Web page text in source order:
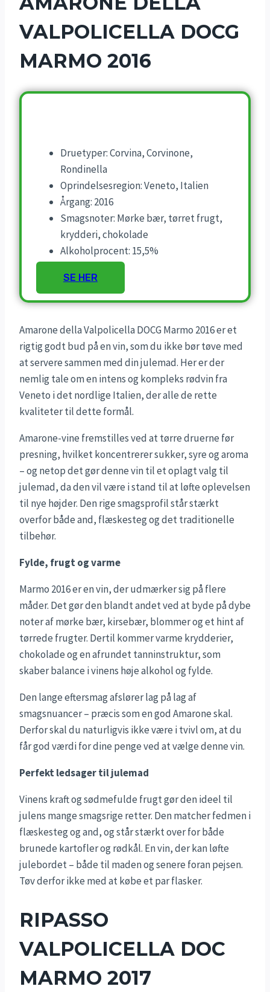
VALPOLICELLA DOCG
MARMO 2016
Druetyper: Corvina, Corvinone,
Rondinella
Oprindelsesregion: Veneto, Italien
Årgang: 2016
Smagsnoter: Mørke bær, tørret frugt,
krydderi, chokolade
Alkoholprocent: 15,5%
SE HER
Amarone della Valpolicella DOCG Marmo 2016 er et
rigtig godt bud på en vin, som du ikke bør tøve med
at servere sammen med din julemad. Her er der
nemlig tale om en intens og kompleks rødvin fra
Veneto i det nordlige Italien, der alle de rette
kvaliteter til dette formål.
Amarone-vine fremstilles ved at tørre druerne før
presning, hvilket koncentrerer sukker, syre og aroma
– og netop det gør denne vin til et oplagt valg til
julemad, da den vil være i stand til at løfte oplevelsen
til nye højder. Den rige smagsprofil står stærkt
overfor både and, flæskesteg og det traditionelle
tilbehør.
Fylde, frugt og varme
Marmo 2016 er en vin, der udmærker sig på flere
måder. Det gør den blandt andet ved at byde på dybe
noter af mørke bær, kirsebær, blommer og et hint af
tørrede frugter. Dertil kommer varme krydderier,
chokolade og en afrundet tanninstruktur, som
skaber balance i vinens høje alkohol og fylde.
Den lange eftersmag afslører lag på lag af
smagsnuancer – præcis som en god Amarone skal.
Derfor skal du naturligvis ikke være i tvivl om, at du
får god værdi for dine penge ved at vælge denne vin.
Perfekt ledsager til julemad
Vinens kraft og sødmefulde frugt gør den ideel til
julens mange smagsrige retter. Den matcher fedmen i
flæskesteg og and, og står stærkt over for både
brunede kartofler og rødkål. En vin, der kan løfte
julebordet – både til maden og senere foran pejsen.
Tøv derfor ikke med at købe et par flasker.
RIPASSO
VALPOLICELLA DOC
MARMO 2017